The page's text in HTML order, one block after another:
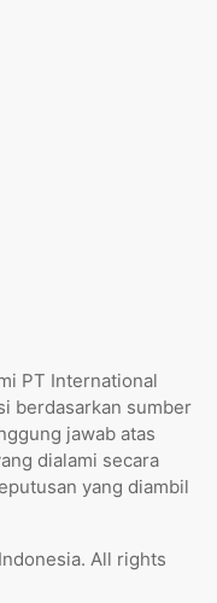
PT International
berdasarkan sumber
jawab atas
dialami secara
yang diambil
All rights